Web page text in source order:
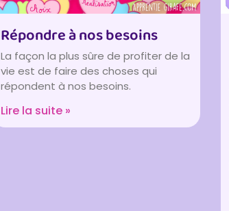
Répondre à nos besoins
La façon la plus sûre de profiter de la
vie est de faire des choses qui
répondent à nos besoins.
Lire la suite »